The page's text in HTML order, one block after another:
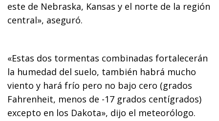
este de Nebraska, Kansas y el norte de la región
central», aseguró.
«Estas dos tormentas combinadas fortalecerán
la humedad del suelo, también habrá mucho
viento y hará frío pero no bajo cero (grados
Fahrenheit, menos de -17 grados centígrados)
excepto en los Dakota», dijo el meteorólogo.